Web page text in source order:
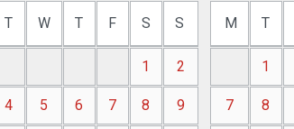
T W T F S S
1 2
4 5 6 7 8 9
M
T
1
7 8